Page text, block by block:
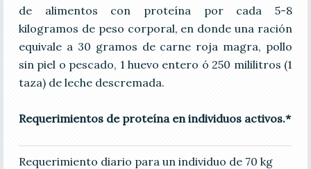
de alimentos con proteína por cada 5-8
kilogramos de peso corporal, en donde una ración
equivale a 30 gramos de carne roja magra, pollo
sin piel o pescado, 1 huevo entero ó 250 mililitros (1
taza) de leche descremada.
Requerimientos de proteína en individuos activos.*
Requerimiento diario para un individuo de 70 kg